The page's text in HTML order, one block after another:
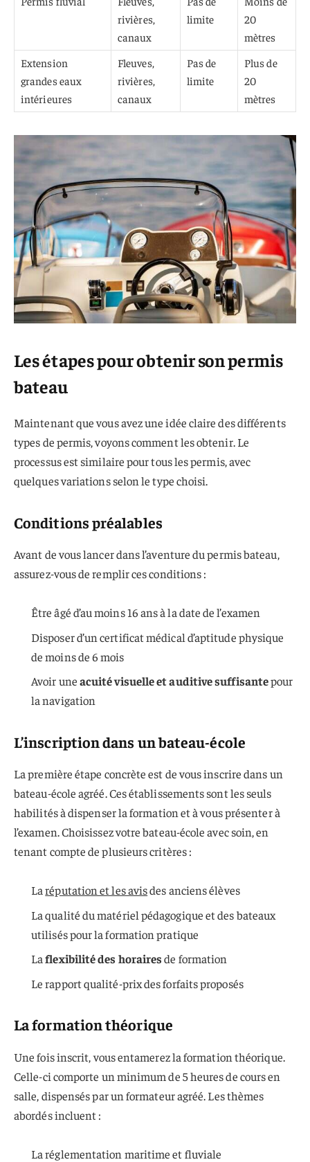
rivières,
canaux
limite
20
mètres
Extension
grandes eaux
intérieures
Fleuves,
rivières,
canaux
Pas de
limite
Plus de
20
mètres
Les étapes pour obtenir son permis
bateau
Maintenant que vous avez une idée claire des différents
types de permis, voyons comment les obtenir. Le
processus est similaire pour tous les permis, avec
quelques variations selon le type choisi.
Conditions préalables
Avant de vous lancer dans l’aventure du permis bateau,
assurez-vous de remplir ces conditions :
Être âgé d’au moins 16 ans à la date de l’examen
Disposer d’un certificat médical d’aptitude physique
de moins de 6 mois
Avoir uneacuité visuelle et auditive suffisantepour
la navigation
L’inscription dans un bateau-école
La première étape concrète est de vous inscrire dans un
bateau-école agréé. Ces établissements sont les seuls
habilités à dispenser la formation et à vous présenter à
l’examen. Choisissez votre bateau-école avec soin, en
tenant compte de plusieurs critères :
Laréputation et les avisdes anciens élèves
La qualité du matériel pédagogique et des bateaux
utilisés pour la formation pratique
Laflexibilité des horairesde formation
Le rapport qualité-prix des forfaits proposés
La formation théorique
Une fois inscrit, vous entamerez la formation théorique.
Celle-ci comporte un minimum de 5 heures de cours en
salle, dispensés par un formateur agréé. Les thèmes
abordés incluent :
La réglementation maritime et fluviale